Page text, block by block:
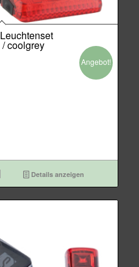
/ coolgrey
Angebot!
Details anzeigen